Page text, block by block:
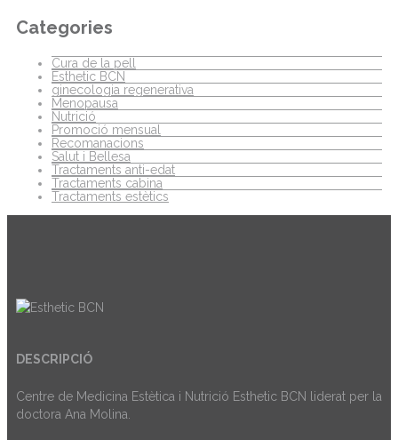
Categories
Cura de la pell
Esthetic BCN
ginecologia regenerativa
Menopausa
Nutrició
Promoció mensual
Recomanacions
Salut i Bellesa
Tractaments anti-edat
Tractaments cabina
Tractaments estètics
DESCRIPCIÓ
Centre de Medicina Estètica i Nutrició Esthetic BCN liderat per la
doctora Ana Molina.